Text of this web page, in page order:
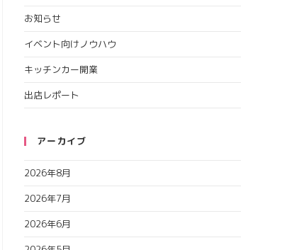
お知らせ
イベント向けノウハウ
キッチンカー開業
出店レポート
アーカイブ
2026年8月
2026年7月
2026年6月